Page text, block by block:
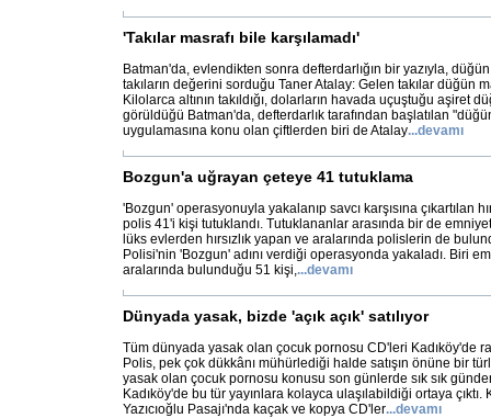
'Takılar masrafı bile karşılamadı'
Batman'da, evlendikten sonra defterdarlığın bir yazıyla,
takıların değerini sorduğu Taner Atalay: Gelen takılar düğün
Kilolarca altının takıldığı, dolarların havada uçuştuğu aşiret
görüldüğü Batman'da, defterdarlık tarafından başlatılan
uygulamasına konu olan çiftlerden biri de Atalay...devamı
Bozgun'a uğrayan çeteye 41 tutuklama
'Bozgun' operasyonuyla yakalanıp savcı karşısına çıkartılan
polis 41'i kişi tutuklandı. Tutuklananlar arasında bir de
lüks evlerden hırsızlık yapan ve aralarında polislerin de
Polisi'nin 'Bozgun' adını verdiği operasyonda yakaladı. Biri
aralarında bulunduğu 51 kişi,...devamı
Dünyada yasak, bizde 'açık açık' satılıyor
Tüm dünyada yasak olan çocuk pornosu CD'leri Kadıköy'de
Polis, pek çok dükkânı mühürlediği halde satışın önüne bir
yasak olan çocuk pornosu konusu son günlerde sık sık
Kadıköy'de bu tür yayınlara kolayca ulaşılabildiği ortaya çıktı.
Yazıcıoğlu Pasajı'nda kaçak ve kopya CD'ler...devamı